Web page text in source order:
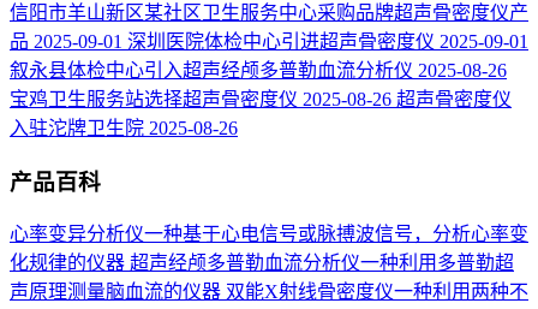
信阳市羊山新区某社区卫生服务中心采购品牌超声骨密度仪产
品 2025-09-01 深圳医院体检中心引进超声骨密度仪 2025-09-01
叙永县体检中心引入超声经颅多普勒血流分析仪 2025-08-26
宝鸡卫生服务站选择超声骨密度仪 2025-08-26 超声骨密度仪
入驻沱牌卫生院 2025-08-26
产品百科
心率变异分析仪一种基于心电信号或脉搏波信号，分析心率变
化规律的仪器 超声经颅多普勒血流分析仪一种利用多普勒超
声原理测量脑血流的仪器 双能X射线骨密度仪一种利用两种不